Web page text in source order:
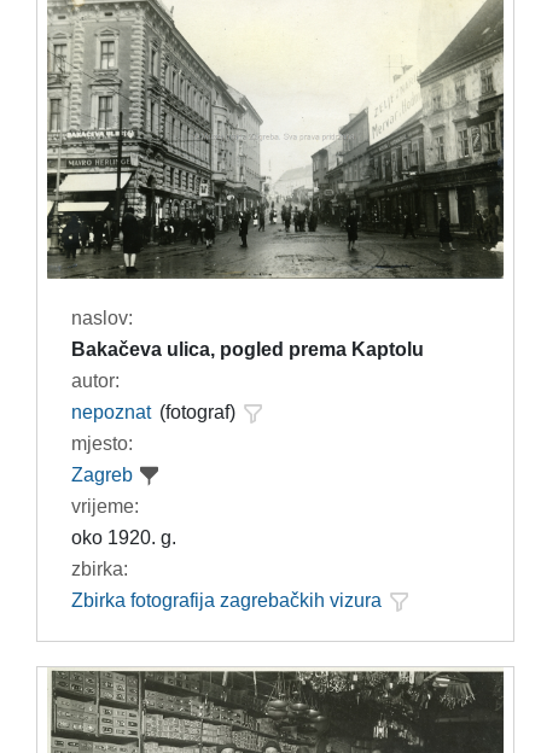
naslov:
Bakačeva ulica, pogled prema Kaptolu
autor:
nepoznat (fotograf)
mjesto:
Zagreb
vrijeme:
oko 1920. g.
zbirka:
Zbirka fotografija zagrebačkih vizura